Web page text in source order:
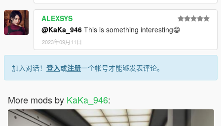
ALEXSYS
@KaKa_946 This is something interesting😁
2023年09月11日
加入对话！ 登入或注册一个帐号才能够发表评论。
More mods by KaKa_946: